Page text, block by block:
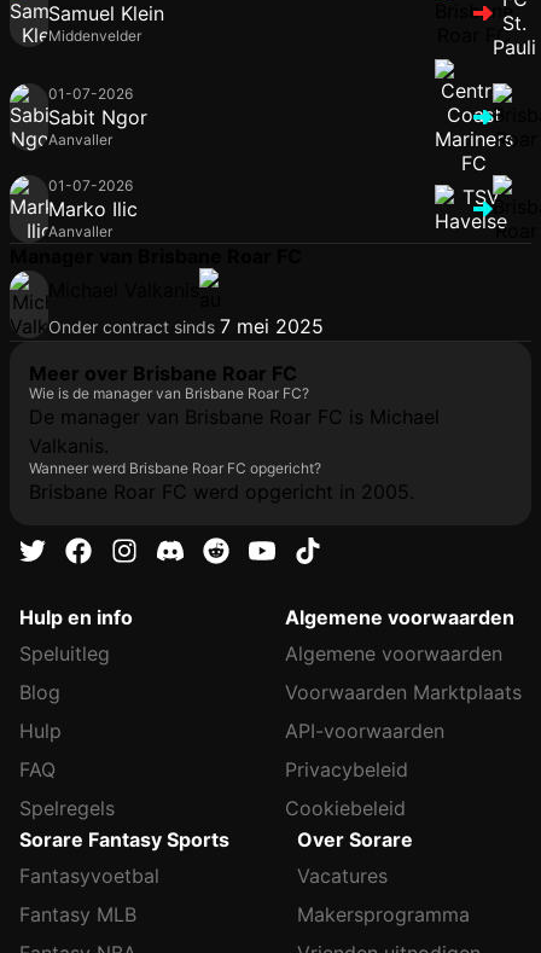
Samuel Klein
Middenvelder
01-07-2026
Sabit Ngor
Aanvaller
01-07-2026
Marko Ilic
Aanvaller
Onder contract sinds 7 mei 2025
Meer over Brisbane Roar FC
Wie is de manager van Brisbane Roar FC?
De manager van Brisbane Roar FC is Michael
Valkanis.
Wanneer werd Brisbane Roar FC opgericht?
Brisbane Roar FC werd opgericht in 2005.
Hulp en info
Speluitleg
Blog
Hulp
FAQ
Spelregels
Algemene voorwaarden
Algemene voorwaarden
Voorwaarden Marktplaats
API-voorwaarden
Privacybeleid
Cookiebeleid
Sorare Fantasy Sports
Fantasyvoetbal
Fantasy MLB
Over Sorare
Vacatures
Makersprogramma